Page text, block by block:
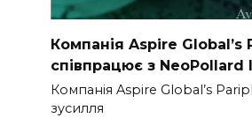
Компанія Aspire Global’s
співпрацює з
Компанія Aspire Global’s
зусилля